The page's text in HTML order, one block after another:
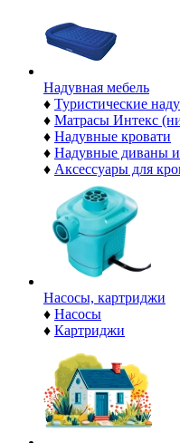
Надувная мебель
♦ Туристические
♦ Матрасы Интекс
♦ Надувные кровати
♦ Надувные диваны и
♦ Аксессуары для
Насосы, картриджи
♦ Насосы
♦ Картриджи